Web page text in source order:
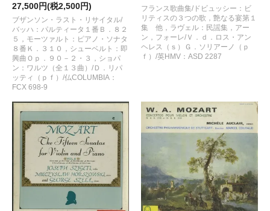
27,500円(税2,500円)
ブザンソン・ラスト・リサイタル/
バッハ：パルティータ１番Ｂ．８２
５，モーツァルト：ピアノ・ソナタ
８番Ｋ．３１０，シューベルト：即
興曲Ｏｐ．９０－２・３，ショパ
ン：ワルツ（全１３曲）/Ｄ．リパ
ッティ（ｐｆ）/仏COLUMBIA：
FCX 698-9
フランス歌曲集/ドビュッシー：ビ
リティスの３つの歌，艶なる宴第１
集 他，ラヴェル：民謡集，アー
ン，フォーレ/Ｖ．ｄ．ロス・アン
ヘレス（ｓ）Ｇ．ソリアーノ（ｐ
ｆ）/英HMV：ASD 2287